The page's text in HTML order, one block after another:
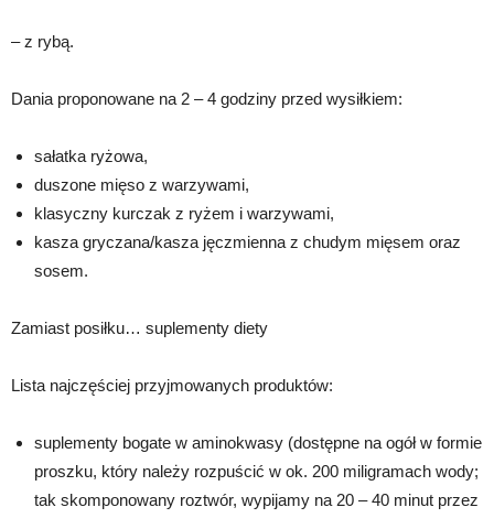
– z rybą.
Dania proponowane na 2 – 4 godziny przed wysiłkiem:
sałatka ryżowa,
duszone mięso z warzywami,
klasyczny kurczak z ryżem i warzywami,
kasza gryczana/kasza jęczmienna z chudym mięsem oraz
sosem.
Zamiast posiłku… suplementy diety
Lista najczęściej przyjmowanych produktów:
suplementy bogate w aminokwasy (dostępne na ogół w formie
proszku, który należy rozpuścić w ok. 200 miligramach wody;
tak skomponowany roztwór, wypijamy na 20 – 40 minut przez